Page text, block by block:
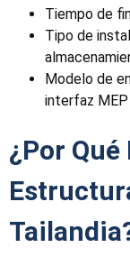
Tiempo de
Tipo de
Modelo de
interfaz
¿Por